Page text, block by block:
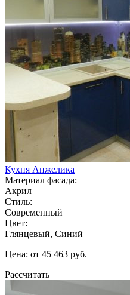
Кухня Анжелика
Материал фасада:
Акрил
Стиль:
Современный
Цвет:
Глянцевый, Синий
Цена: от 45 463 руб.
Рассчитать